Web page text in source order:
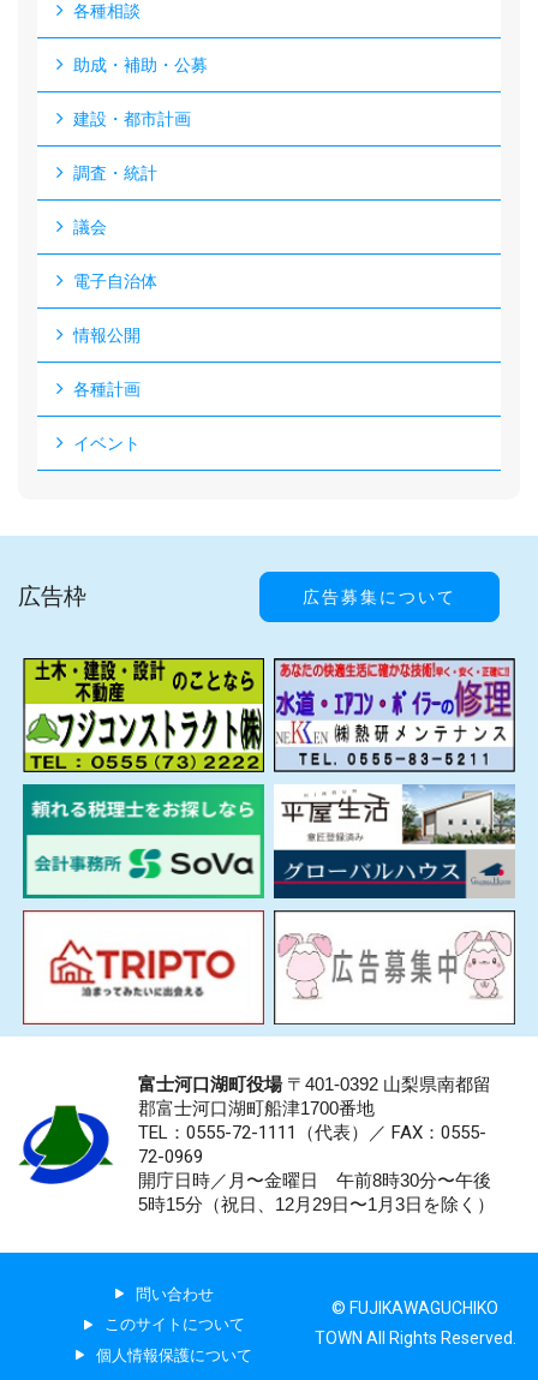
各種相談
助成・補助・公募
建設・都市計画
調査・統計
議会
電子自治体
情報公開
各種計画
イベント
広告枠 広告募集について
富士河口湖町役場〒401-0392 山梨県南都留
郡富士河口湖町船津1700番地
TEL：0555-72-1111 （代表）／ FAX：0555-
72-0969
開庁日時／月〜金曜日 午前8時30分〜午後
5時15分（祝日、12月29日〜1月3日を除く）
問い合わせ
このサイトについて
個人情報保護について
© FUJIKAWAGUCHIKO
TOWN All Rights Reserved.